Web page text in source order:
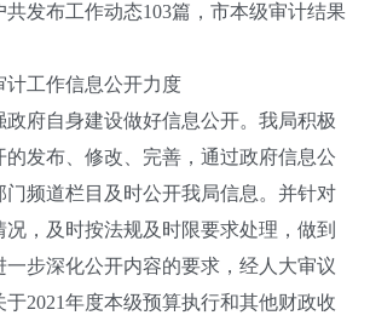
共发布工作动态103篇，市本级审计结果
工作信息公开力度
自身建设做好信息公开。我局积极
的发布、修改、完善，通过政府信息公
门频道栏目及时公开我局信息。并针对
，及时按法规及时限要求处理，做到
一步深化公开内容的要求，经人大审议
于2021年度本级预算执行和其他财政收